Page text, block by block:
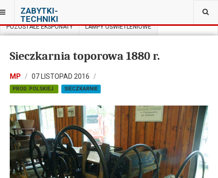
ZABYTKI-
TECHNIKI
JESTEŚ TUTAJ: MUZEUM ROLNICTWA IM. KS. KLUKA CIECHANOWCU
POZOSTAŁE EKSPONATY LAMPY OŚWIETLENIOWE
Sieczkarnia toporowa 1880 r.
MP 07 LISTOPAD 2016
PROD. POLSKIEJ SIECZKARNIE